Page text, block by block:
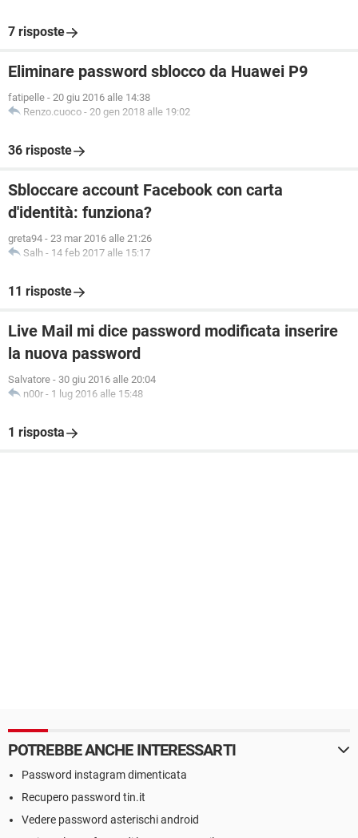
7 risposte
Eliminare password sblocco da Huawei P9
fatipelle - 20 giu 2016 alle 14:38
Renzo.cuoco - 20 gen 2018 alle 19:02
36 risposte
Sbloccare account Facebook con carta
d'identità: funziona?
greta94 - 23 mar 2016 alle 21:26
Salh - 14 feb 2017 alle 15:17
11 risposte
Live Mail mi dice password modificata inserire
la nuova password
Salvatore - 30 giu 2016 alle 20:04
n00r - 1 lug 2016 alle 15:48
1 risposta
POTREBBE ANCHE INTERESSARTI
Password instagram dimenticata
Recupero password tin.it
Vedere password asterischi android